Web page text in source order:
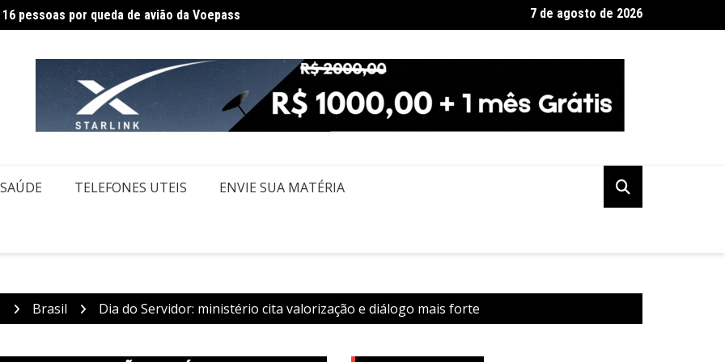
Itaquaquecetuba é extinto após 33 horas Federação PSOL-Rede oficializa apoio à candidatura de Lula à reeleição
7 de agosto de 2026
SAÚDE TELEFONES UTEIS ENVIE SUA MATÉRIA
Brasil Dia do Servidor: ministério cita valorização e diálogo mais forte